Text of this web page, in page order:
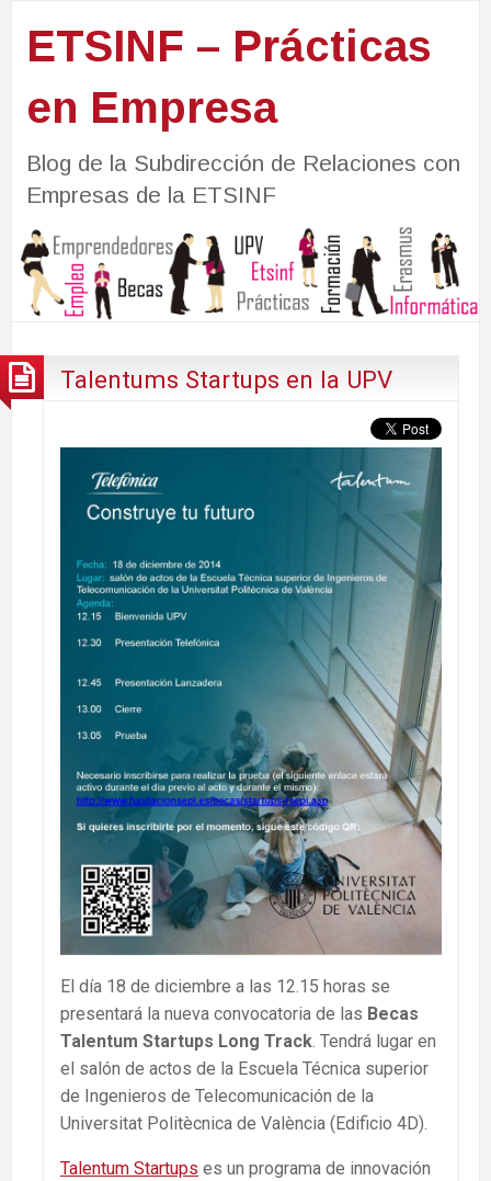
ETSINF – Prácticas
en Empresa
Blog de la Subdirección de Relaciones con
Empresas de la ETSINF
Talentums Startups en la UPV
El día 18 de diciembre a las 12.15 horas se
presentará la nueva convocatoria de las Becas
Talentum Startups Long Track. Tendrá lugar en
el salón de actos de la Escuela Técnica superior
de Ingenieros de Telecomunicación de la
Universitat Politècnica de València (Edificio 4D).
Talentum Startups es un programa de innovación